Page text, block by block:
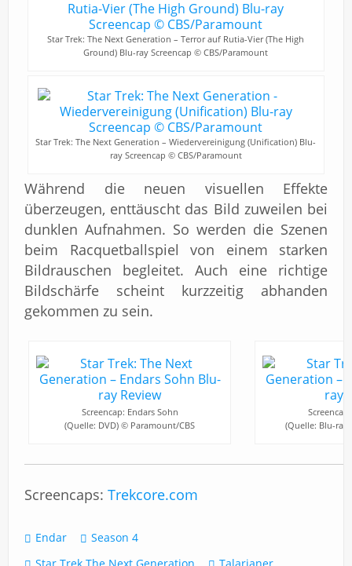
Star Trek: The Next Generation – Terror auf Rutia-Vier (The High
Ground) Blu-ray Screencap © CBS/Paramount
Star Trek: The Next Generation – Wiedervereinigung (Unification) Blu-
ray Screencap © CBS/Paramount
Während die neuen visuellen Effekte
überzeugen, enttäuscht das Bild zuweilen bei
dunklen Aufnahmen. So werden die Szenen
beim Racquetballspiel von einem starken
Bildrauschen begleitet. Auch eine richtige
Bildschärfe scheint kurzzeitig abhanden
gekommen zu sein.
Screencap: Endars Sohn
(Quelle: DVD) © Paramount/CBS
(Quelle: Blu-
Screencaps: Trekcore.com
Endar
Season 4